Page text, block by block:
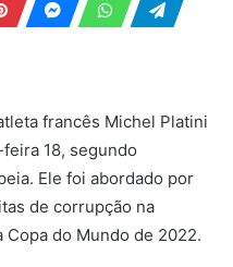
francês Michel Platini
18, segundo
Ele foi abordado por
de corrupção na
do Mundo de 2022.